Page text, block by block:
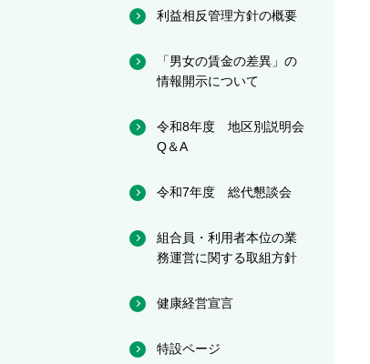
利益相反管理方針の概要
「男女の賃金の差異」の
情報開示について
令和8年度 地区別説明会
Q＆A
令和7年度 総代懇談会
組合員・利用者本位の業
務運営に関する取組方針
健康経営宣言
特設ページ